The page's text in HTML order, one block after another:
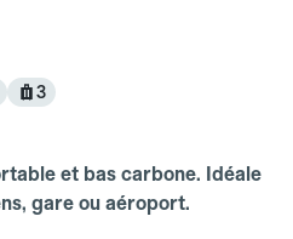
3
et bas carbone. Idéale
gare ou aéroport.